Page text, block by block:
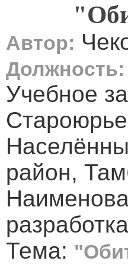
Автор:
Должность:
Учебное
район,
Тема: